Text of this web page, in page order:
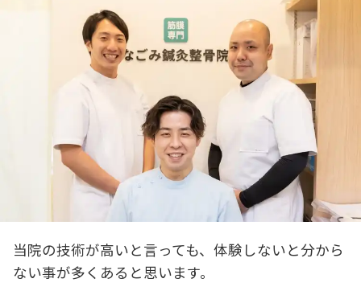
当院の技術が高いと言っても、体験しないと分から
ない事が多くあると思います。